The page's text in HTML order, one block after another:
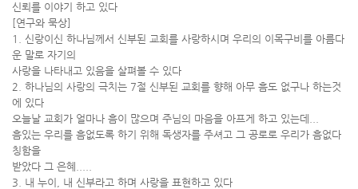
신뢰를 이야기 하고 있다
[연구와 묵상]
1. 신랑이신 하나님께서 신부된 교회를 사랑하시며 우리의 이목구비를 아름다
운 말로 자기의
사랑을 나타내고 있음을 살펴볼 수 있다
2. 하나님의 사랑의 극치는 7절 신부된 교회를 향해 아무 흠도 없구나 하는것
에 있다
오늘날 교회가 얼마나 흠이 많으며 주님의 마음을 아프게 하고 있는데...
흠있는 우리를 흠없도록 하기 위해 독생자를 주셔고 그 공로로 우리가 흠없다
칭함을
받았다 그 은혜.....
3. 내 누이, 내 신부라고 하며 사랑을 표현하고 있다